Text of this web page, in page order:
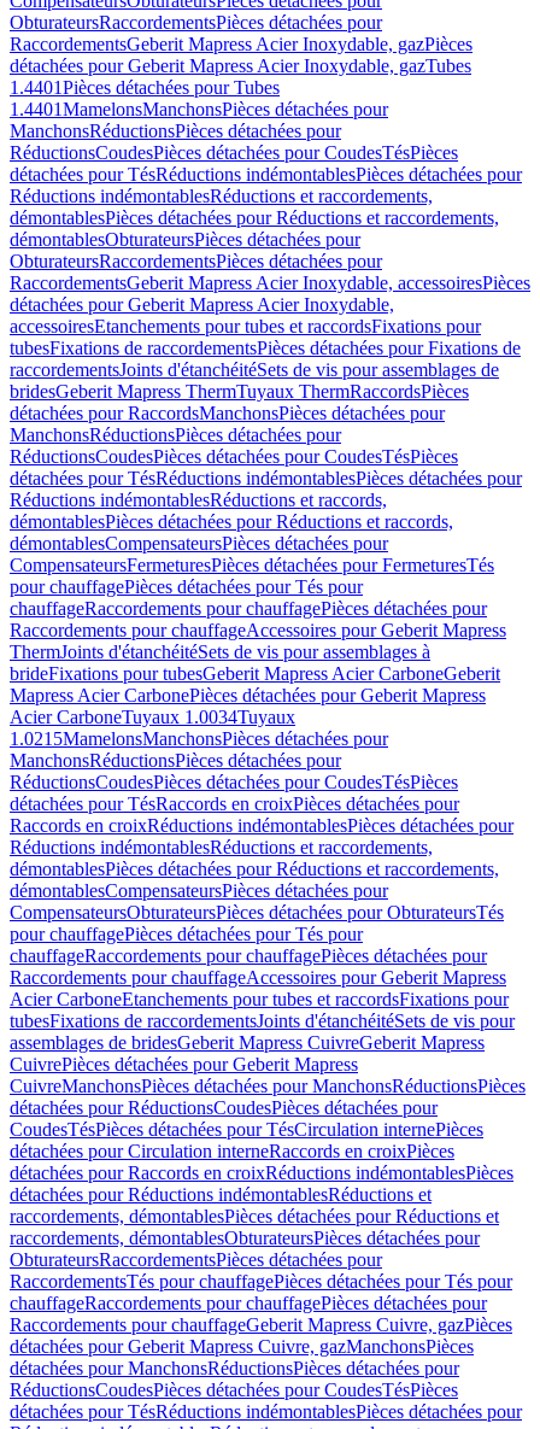
ObturateursRaccordementsPièces détachées pour
RaccordementsGeberit Mapress Acier Inoxydable, gazPièces
détachées pour Geberit Mapress Acier Inoxydable, gazTubes
1.4401Pièces détachées pour Tubes
1.4401MamelonsManchonsPièces détachées pour
ManchonsRéductionsPièces détachées pour
RéductionsCoudesPièces détachées pour CoudesTésPièces
détachées pour TésRéductions indémontablesPièces détachées pour
Réductions indémontablesRéductions et raccordements,
démontablesPièces détachées pour Réductions et raccordements,
démontablesObturateursPièces détachées pour
ObturateursRaccordementsPièces détachées pour
RaccordementsGeberit Mapress Acier Inoxydable, accessoiresPièces
détachées pour Geberit Mapress Acier Inoxydable,
accessoiresEtanchements pour tubes et raccordsFixations pour
tubesFixations de raccordementsPièces détachées pour Fixations de
raccordementsJoints d'étanchéitéSets de vis pour assemblages de
bridesGeberit Mapress ThermTuyaux ThermRaccordsPièces
détachées pour RaccordsManchonsPièces détachées pour
ManchonsRéductionsPièces détachées pour
RéductionsCoudesPièces détachées pour CoudesTésPièces
détachées pour TésRéductions indémontablesPièces détachées pour
Réductions indémontablesRéductions et raccords,
démontablesPièces détachées pour Réductions et raccords,
démontablesCompensateursPièces détachées pour
CompensateursFermeturesPièces détachées pour FermeturesTés
pour chauffagePièces détachées pour Tés pour
chauffageRaccordements pour chauffagePièces détachées pour
Raccordements pour chauffageAccessoires pour Geberit Mapress
ThermJoints d'étanchéitéSets de vis pour assemblages à
brideFixations pour tubesGeberit Mapress Acier CarboneGeberit
Mapress Acier CarbonePièces détachées pour Geberit Mapress
Acier CarboneTuyaux 1.0034Tuyaux
1.0215MamelonsManchonsPièces détachées pour
ManchonsRéductionsPièces détachées pour
RéductionsCoudesPièces détachées pour CoudesTésPièces
détachées pour TésRaccords en croixPièces détachées pour
Raccords en croixRéductions indémontablesPièces détachées pour
Réductions indémontablesRéductions et raccordements,
démontablesPièces détachées pour Réductions et raccordements,
démontablesCompensateursPièces détachées pour
CompensateursObturateursPièces détachées pour ObturateursTés
pour chauffagePièces détachées pour Tés pour
chauffageRaccordements pour chauffagePièces détachées pour
Raccordements pour chauffageAccessoires pour Geberit Mapress
Acier CarboneEtanchements pour tubes et raccordsFixations pour
tubesFixations de raccordementsJoints d'étanchéitéSets de vis pour
assemblages de bridesGeberit Mapress CuivreGeberit Mapress
CuivrePièces détachées pour Geberit Mapress
CuivreManchonsPièces détachées pour ManchonsRéductionsPièces
détachées pour RéductionsCoudesPièces détachées pour
CoudesTésPièces détachées pour TésCirculation internePièces
détachées pour Circulation interneRaccords en croixPièces
détachées pour Raccords en croixRéductions indémontablesPièces
détachées pour Réductions indémontablesRéductions et
raccordements, démontablesPièces détachées pour Réductions et
raccordements, démontablesObturateursPièces détachées pour
ObturateursRaccordementsPièces détachées pour
RaccordementsTés pour chauffagePièces détachées pour Tés pour
chauffageRaccordements pour chauffagePièces détachées pour
Raccordements pour chauffageGeberit Mapress Cuivre, gazPièces
détachées pour Geberit Mapress Cuivre, gazManchonsPièces
détachées pour ManchonsRéductionsPièces détachées pour
RéductionsCoudesPièces détachées pour CoudesTésPièces
détachées pour TésRéductions indémontablesPièces détachées pour